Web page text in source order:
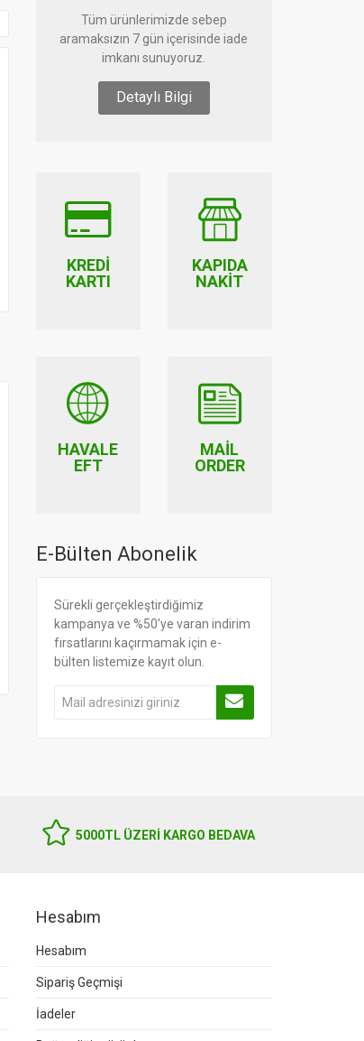
Kremi Seti
89.00
Çay Ağacı Yağı 30 ml
89.00
Tüm ürünlerimizde sebep
aramaksızın 7 gün içerisinde iade
imkanı sunuyoruz.
Detaylı Bilgi
KREDI
KARTI
KAPIDA
NAKIT
HAVALE
EFT
MAIL
ORDER
E-Bülten Abonelik
Sürekli gerçekleştirdiğimiz
kampanya ve %50'ye varan indirim
fırsatlarını kaçırmamak için e-
bülten listemize kayıt olun.
5000TL ÜZERI KARGO BEDAVA
Hesabım
Hesabım
Sipariş Geçmişi
İadeler